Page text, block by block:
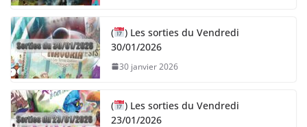
(
) Les sorties du Vendredi
30/01/2026
30 janvier 2026
(
) Les sorties du Vendredi
23/01/2026